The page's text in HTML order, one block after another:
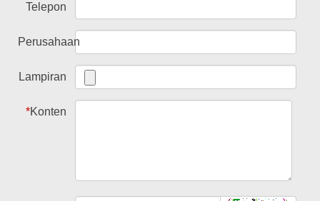
Telepon
Perusahaan
Lampiran
*Konten